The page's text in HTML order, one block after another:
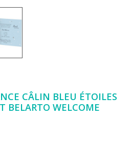
CÂLIN BLEU ÉTOILES
BELARTO WELCOME